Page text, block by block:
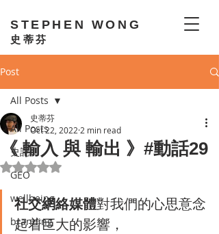
STEPHEN WONG
史蒂芬
Post
All Posts
史記
GEO
wellbeing
branding
All Posts
《 輸入 與 輸出 》#動話29
史蒂芬
Oct 22, 2022 2 min read
Rated NaN out of 5 stars.
社交網絡媒體對我們的心思意念
起着巨大的影響，